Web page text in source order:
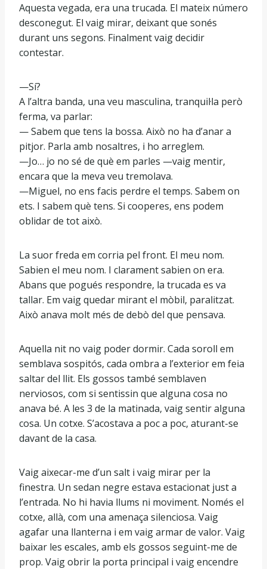
Aquesta vegada, era una trucada. El mateix número
desconegut. El vaig mirar, deixant que sonés
durant uns segons. Finalment vaig decidir
contestar.
—Sí?
A l’altra banda, una veu masculina, tranquil·la però
ferma, va parlar:
— Sabem que tens la bossa. Això no ha d’anar a
pitjor. Parla amb nosaltres, i ho arreglem.
—Jo… jo no sé de què em parles —vaig mentir,
encara que la meva veu tremolava.
—Miguel, no ens facis perdre el temps. Sabem on
ets. I sabem què tens. Si cooperes, ens podem
oblidar de tot això.
La suor freda em corria pel front. El meu nom.
Sabien el meu nom. I clarament sabien on era.
Abans que pogués respondre, la trucada es va
tallar. Em vaig quedar mirant el mòbil, paralitzat.
Això anava molt més de debò del que pensava.
Aquella nit no vaig poder dormir. Cada soroll em
semblava sospitós, cada ombra a l’exterior em feia
saltar del llit. Els gossos també semblaven
nerviosos, com si sentissin que alguna cosa no
anava bé. A les 3 de la matinada, vaig sentir alguna
cosa. Un cotxe. S’acostava a poc a poc, aturant-se
davant de la casa.
Vaig aixecar-me d’un salt i vaig mirar per la
finestra. Un sedan negre estava estacionat just a
l’entrada. No hi havia llums ni moviment. Només el
cotxe, allà, com una amenaça silenciosa. Vaig
agafar una llanterna i em vaig armar de valor. Vaig
baixar les escales, amb els gossos seguint-me de
prop. Vaig obrir la porta principal i vaig encendre